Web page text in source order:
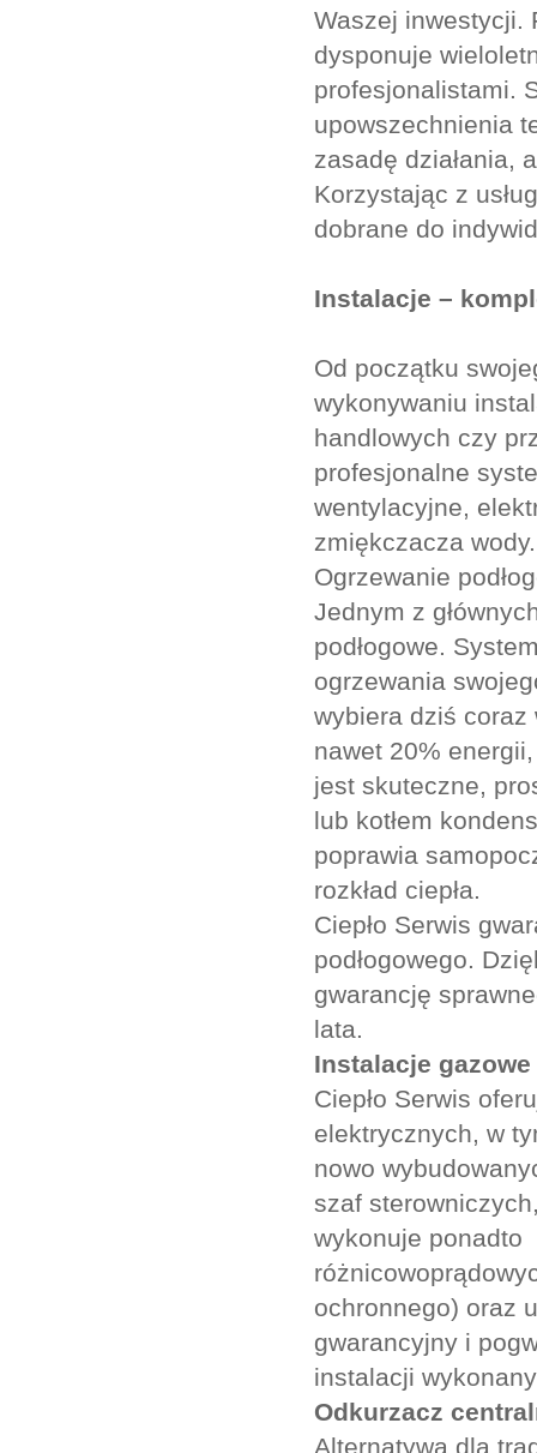
Waszej inwestycji.
dysponuje
profesjonalistami.
upowszechnienia
zasadę działania,
Korzystając z
dobrane do
Instalacje –
Od początku
wykonywaniu
handlowych czy
profesjonalne
wentylacyjne,
zmiękczacza wody.
Ogrzewanie
Jednym z
podłogowe.
ogrzewania
wybiera dziś coraz
nawet 20%
jest skuteczne,
lub kotłem
poprawia
rozkład ciepła.
Ciepło Serwis
podłogowego.
gwarancję
lata.
Instalacje
Ciepło Serwis
elektrycznych, w
nowo
szaf
wykonuje ponadto
ochronnego) oraz
gwarancyjny i
instalacji
Odkurzacz
Alternatywą dla